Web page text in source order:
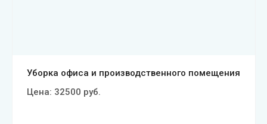
Уборка офиса и производственного помещения
Цена: 32500 руб.